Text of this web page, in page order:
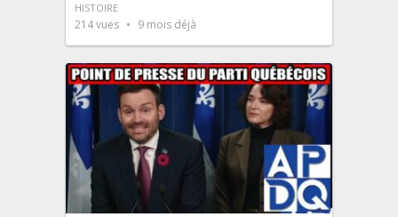
HISTOIRE
214vues 9 mois déjà